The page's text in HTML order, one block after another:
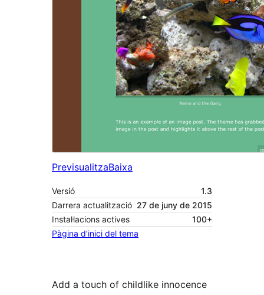
PrevisualitzaBaixa
Versió
1.3
Darrera actualització 27 de juny de 2015
Instal·lacions actives
100+
Pàgina d’inici del tema
Add a touch of childlike innocence